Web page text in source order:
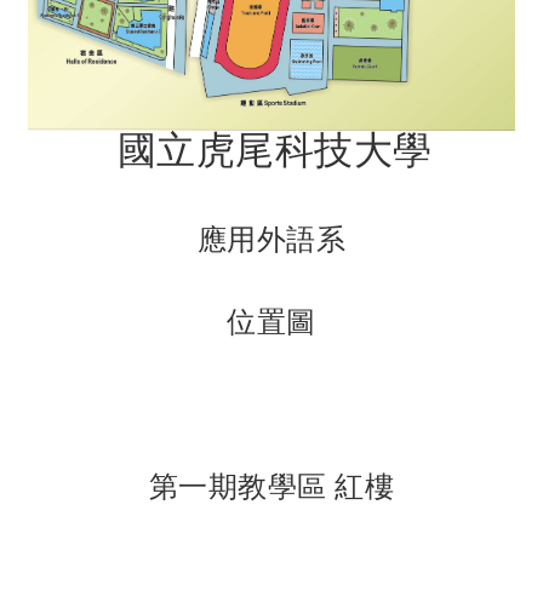
國立虎尾科技大學
應用外語系
位置圖
第一期教學區 紅樓